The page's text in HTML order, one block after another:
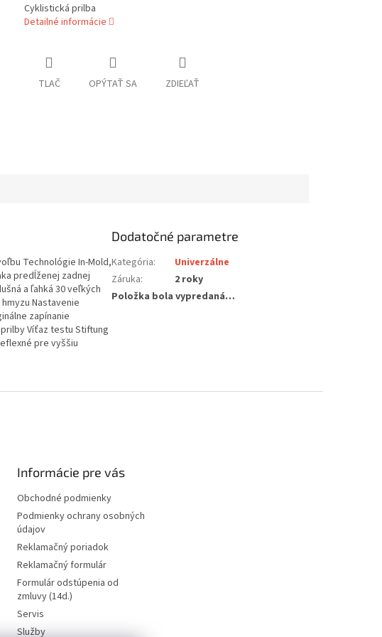
Cyklistická prilba
Detailné informácie
TLAČ OPÝTAŤ SA ZDIEĽAŤ
Technológie In-Mold,
predĺženej zadnej
a ľahká 30 veľkých
Nastavenie
zapínanie
Víťaz testu Stiftung
pre vyššiu
Dodatočné parametre
Kategória:
Univerzálne
Záruka:
2 roky
Položka bola vypredaná…
Informácie pre vás
Obchodné podmienky
Podmienky ochrany osobných
údajov
Reklamačný poriadok
Reklamačný formulár
Formulár odstúpenia od
zmluvy (14d.)
Servis
Služby